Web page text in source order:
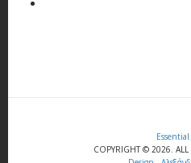
Essential
COPYRIGHT © 2026. ALL